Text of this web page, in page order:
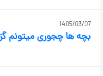
1405/03/07
بچه ها چجوری میتونم